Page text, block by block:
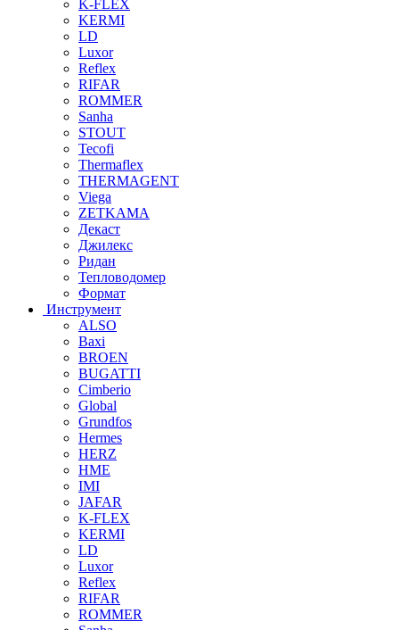
K-FLEX
KERMI
LD
Luxor
Reflex
RIFAR
ROMMER
Sanha
STOUT
Tecofi
Thermaflex
THERMAGENT
Viega
ZETKAMA
Декаст
Джилекс
Ридан
Тепловодомер
Формат
Инструмент
ALSO
Baxi
BROEN
BUGATTI
Cimberio
Global
Grundfos
Hermes
HERZ
HME
IMI
JAFAR
K-FLEX
KERMI
LD
Luxor
Reflex
RIFAR
ROMMER